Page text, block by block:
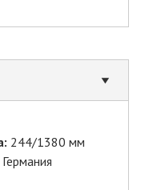
244/1380 мм
Германия